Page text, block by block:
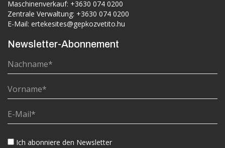
Maschinenverkauf: +3630 074 0200
Zentrale Verwaltung: +3630 074 0200
E-Mail: ertekesites@gepkozvetito.hu
Newsletter-Abonnement
Ich abonniere den Newsletter